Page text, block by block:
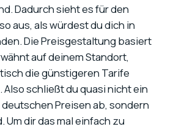
Dadurch sieht es für den
aus, als würdest du dich in
Die Preisgestaltung basiert
auf deinem Standort,
die günstigeren Tarife
schließt du quasi nicht ein
Preisen ab, sondern
Um dir das mal einfach zu